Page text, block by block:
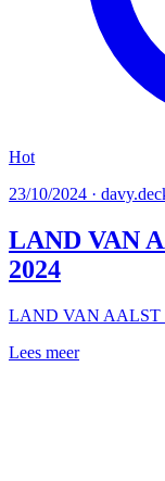
Hot
23/10/2024 ·
LAND VAN
2024
LAND VAN AALST
Lees meer